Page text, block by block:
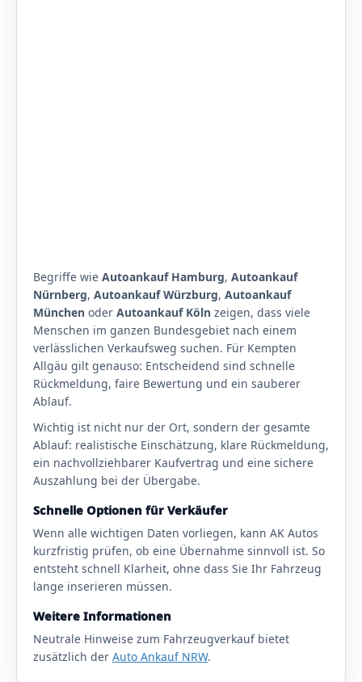
Begriffe wie Autoankauf Hamburg, Autoankauf
Nürnberg, Autoankauf Würzburg, Autoankauf
München oder Autoankauf Köln zeigen, dass viele
Menschen im ganzen Bundesgebiet nach einem
verlässlichen Verkaufsweg suchen. Für Kempten
Allgäu gilt genauso: Entscheidend sind schnelle
Rückmeldung, faire Bewertung und ein sauberer
Ablauf.
Wichtig ist nicht nur der Ort, sondern der gesamte
Ablauf: realistische Einschätzung, klare Rückmeldung,
ein nachvollziehbarer Kaufvertrag und eine sichere
Auszahlung bei der Übergabe.
Schnelle Optionen für Verkäufer
Wenn alle wichtigen Daten vorliegen, kann AK Autos
kurzfristig prüfen, ob eine Übernahme sinnvoll ist. So
entsteht schnell Klarheit, ohne dass Sie Ihr Fahrzeug
lange inserieren müssen.
Weitere Informationen
Neutrale Hinweise zum Fahrzeugverkauf bietet
zusätzlich der Auto Ankauf NRW.